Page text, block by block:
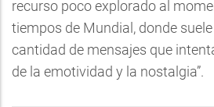
recurso poco explorado al
tiempos de Mundial, donde
cantidad de mensajes que
de la emotividad y la nostalgia”.